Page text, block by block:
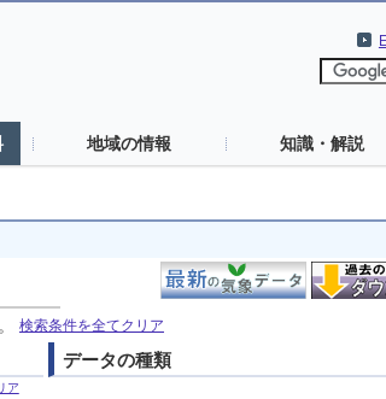
地域の情報 知識・解説
検索条件を全てクリア
ア
データの種類